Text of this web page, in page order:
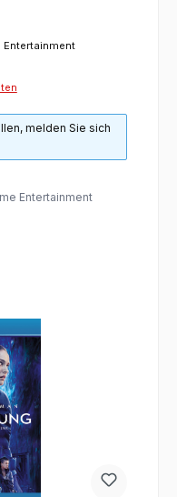
Entertainment
melden Sie sich
Entertainment